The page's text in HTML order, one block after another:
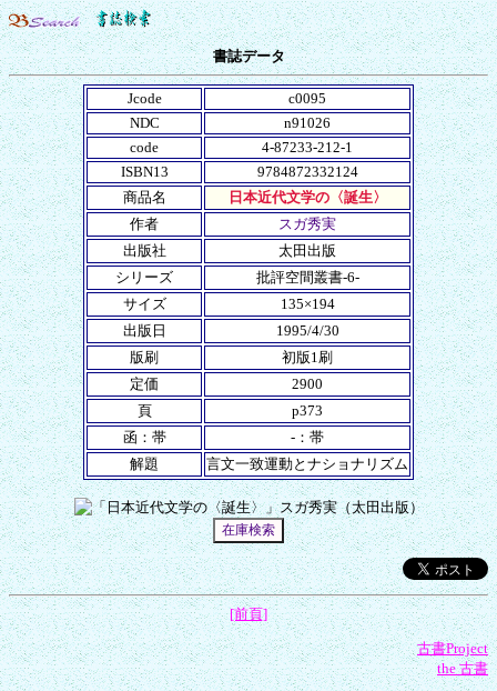
書誌データ
Jcode
c0095
NDC
n91026
code
4-87233-212-1
ISBN13
9784872332124
商品名
日本近代文学の〈誕生〉
作者
スガ秀実
出版社
太田出版
シリーズ
批評空間叢書-6-
サイズ
135×194
出版日
1995/4/30
版刷
初版1刷
定価
2900
頁
p373
函：帯
-：帯
解題
言文一致運動とナショナリズム
[前頁]
古書Project
the 古書